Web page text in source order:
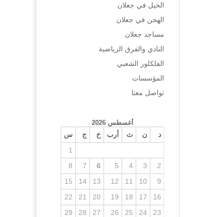
الخيل في جعلان
الهجن في جعلان
مساجد جعلان
النادي والفرق الرياضية
الفلكلور الشعبي
المؤسسات
تواصل معنا
أغسطس 2026
د ن ث أرب خ ج
س
1
2
3
4
5
6
7
8
9
10
11
12
13
14
15
16
17
18
19
20
21
22
23
24
25
26
27
28
29